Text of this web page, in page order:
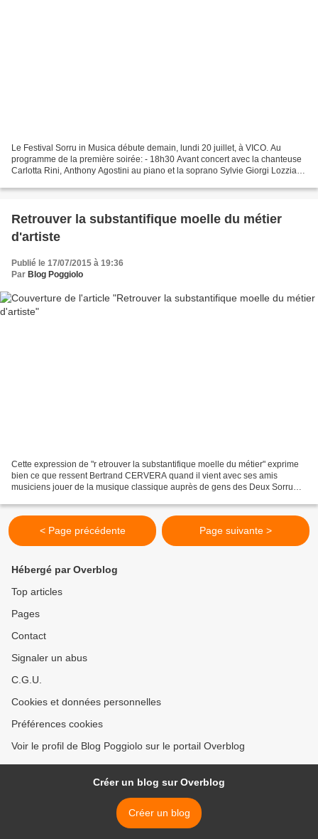
Le Festival Sorru in Musica débute demain, lundi 20 juillet, à VICO. Au
programme de la première soirée: - 18h30 Avant concert avec la chanteuse
Carlotta Rini, Anthony Agostini au piano et la soprano Sylvie Giorgi Lozzia
Retrouver la substantifique moelle du métier
d'artiste
Publié le 17/07/2015 à 19:36
Par Blog Poggiolo
Cette expression de "r etrouver la substantifique moelle du métier" exprime
bien ce que ressent Bertrand CERVERA quand il vient avec ses amis
musiciens jouer de la musique classique auprès de gens des Deux Sorru
< Page précédente Page suivante >
Hébergé par Overblog
Top articles
Pages
Contact
Signaler un abus
C.G.U.
Cookies et données personnelles
Préférences cookies
Voir le profil de Blog Poggiolo sur le portail Overblog
Créer un blog sur Overblog
Créer un blog